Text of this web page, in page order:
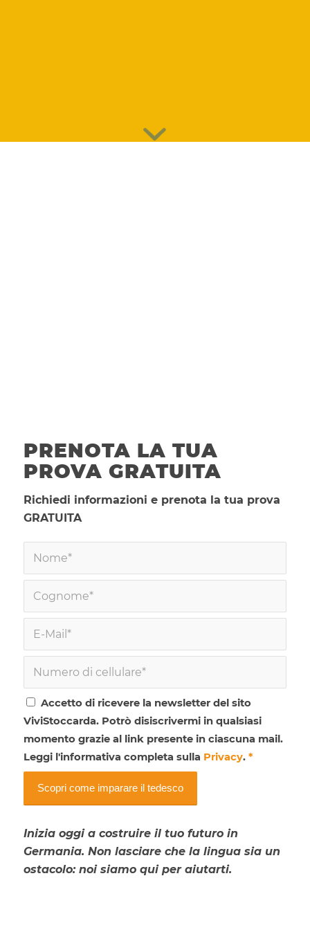
PRENOTA LA TUA
PROVA GRATUITA
Richiedi informazioni e prenota la tua prova
GRATUITA
Accetto di ricevere la newsletter del sito
ViviStoccarda. Potrò disiscrivermi in qualsiasi
momento grazie al link presente in ciascuna mail.
Leggi l'informativa completa sulla Privacy. *
Inizia oggi a costruire il tuo futuro in
Germania. Non lasciare che la lingua sia un
ostacolo: noi siamo qui per aiutarti.